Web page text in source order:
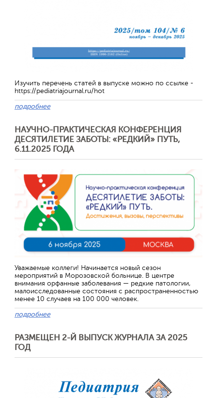
Изучить перечень статей в выпуске можно по ссылке -
https://pediatriajournal.ru/hot
подробнее
НАУЧНО-ПРАКТИЧЕСКАЯ КОНФЕРЕНЦИЯ
ДЕСЯТИЛЕТИЕ ЗАБОТЫ: «РЕДКИЙ» ПУТЬ,
6.11.2025 ГОДА
Уважаемые коллеги! Начинается новый сезон
мероприятий в Морозовской больнице. В центре
внимания орфанные заболевания — редкие патологии,
малоисследованные состояния с распространенностью
менее 10 случаев на 100 000 человек.
подробнее
РАЗМЕЩЕН 2-Й ВЫПУСК ЖУРНАЛА ЗА 2025
ГОД